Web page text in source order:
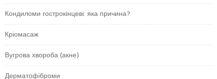
Кондиломи гострокінцеві: яка причина?
Кріомасаж
Вугрова хвороба (акне)
Дерматофіброми